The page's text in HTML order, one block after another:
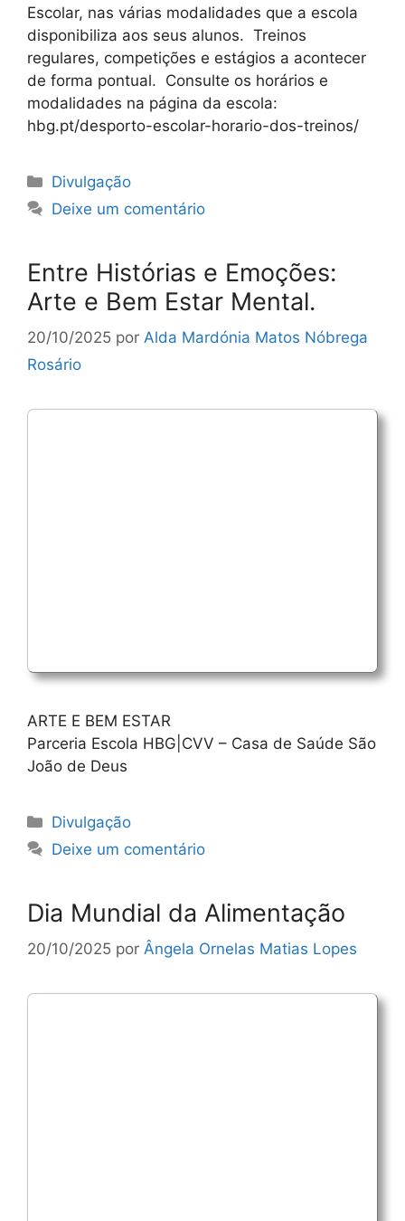
Escolar, nas várias modalidades que a escola
disponibiliza aos seus alunos. Treinos
regulares, competições e estágios a acontecer
de forma pontual. Consulte os horários e
modalidades na página da escola:
hbg.pt/desporto-escolar-horario-dos-treinos/
Categorias
Divulgação
Deixe um comentário
Entre Histórias e Emoções:
Arte e Bem Estar Mental.
20/10/2025 por Alda Mardónia Matos Nóbrega
Rosário
ARTE E BEM ESTAR
Parceria Escola HBG|CVV – Casa de Saúde São
João de Deus
Categorias
Divulgação
Deixe um comentário
Dia Mundial da Alimentação
20/10/2025 por Ângela Ornelas Matias Lopes